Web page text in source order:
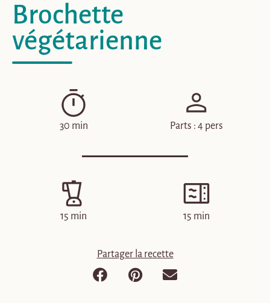
Brochette
végétarienne
30 min Parts : 4 pers
15 min 15 min
Partager la recette